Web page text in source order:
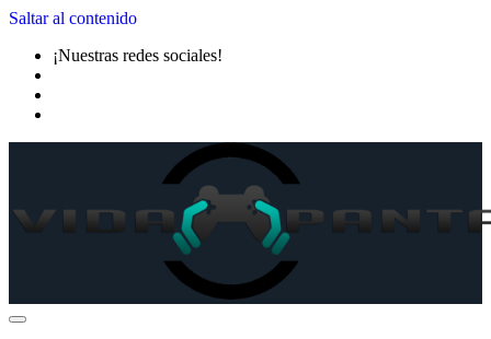
Saltar al contenido
¡Nuestras redes sociales!